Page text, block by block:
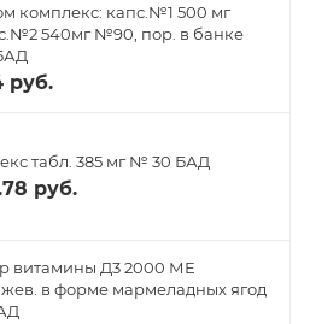
комплекс: капс.№1 500 мг
540мг №90, пор. в банке
руб.
табл. 385 мг № 30 БАД
руб.
витамины Д3 2000 МЕ
жев. в форме мармеладных ягод